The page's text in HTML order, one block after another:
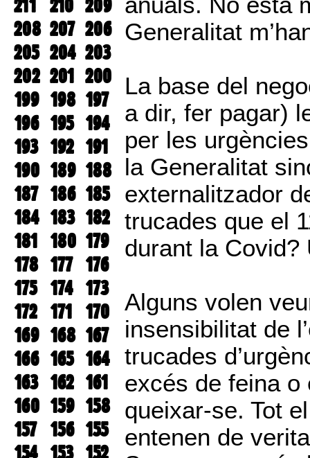
211 210 209
208 207 206
205 204 203
202 201 200
199 198 197
196 195 194
193 192 191
190 189 188
187 186 185
184 183 182
181 180 179
178 177 176
175 174 173
172 171 170
169 168 167
166 165 164
163 162 161
160 159 158
157 156 155
154 153 152
Generalitat
La base del
a dir, fer pagar)
per les
la Generalitat
externalitzador
trucades que el
durant la Covid?
Alguns volen
insensibilitat de
trucades
excés de feina
queixar-se. Tot
entenen de